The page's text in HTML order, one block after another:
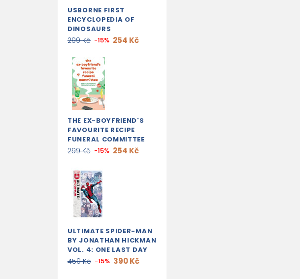
USBORNE FIRST
ENCYCLOPEDIA OF
DINOSAURS
299 Kč -15% 254 Kč
THE EX-BOYFRIEND'S
FAVOURITE RECIPE
FUNERAL COMMITTEE
299 Kč -15% 254 Kč
ULTIMATE SPIDER-MAN
BY JONATHAN HICKMAN
VOL. 4: ONE LAST DAY
459 Kč -15% 390 Kč